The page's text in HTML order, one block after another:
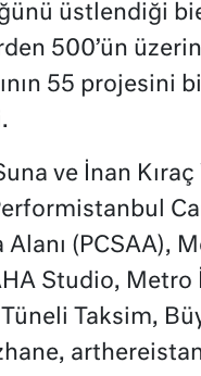
üstlendiği
500’ün
55 projesini
ve İnan Kıraç
Alanı (PCSAA),
Studio, Metro
Tüneli Taksim,